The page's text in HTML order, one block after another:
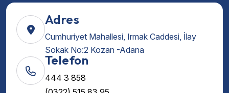
Adres
Cumhuriyet Mahallesi, Irmak Caddesi, İlay
Sokak No:2 Kozan -Adana
Telefon
444 3 858